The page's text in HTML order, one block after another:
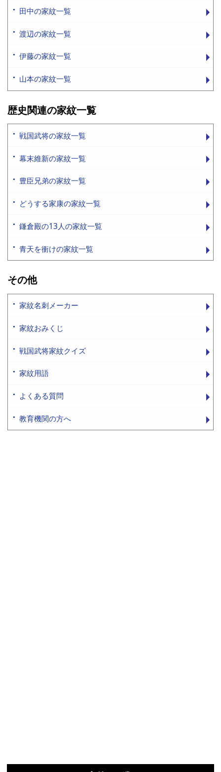
田中の家紋一覧
渡辺の家紋一覧
伊藤の家紋一覧
山本の家紋一覧
歴史関連の家紋一覧
戦国武将の家紋一覧
幕末維新の家紋一覧
豊臣兄弟の家紋一覧
どうする家康の家紋一覧
鎌倉殿の13人の家紋一覧
青天を衝けの家紋一覧
その他
家紋名刺メーカー
家紋おみくじ
戦国武将家紋クイズ
家紋用語
よくある質問
教育機関の方へ